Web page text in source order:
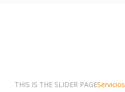
THIS IS THE SLIDER PAGEServicios